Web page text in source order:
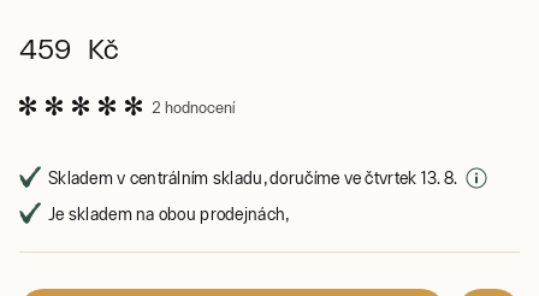
459 Kč
2 hodnocení
Skladem v centrálním skladu, doručíme ve čtvrtek 13. 8.
Je skladem na obou prodejnách,